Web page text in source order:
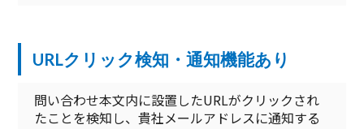
URLクリック検知・通知機能あり
問い合わせ本文内に設置したURLがクリックされ
たことを検知し、貴社メールアドレスに通知する